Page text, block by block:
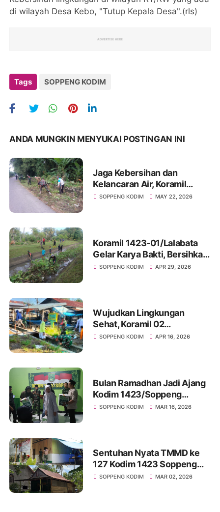
di wilayah Desa Kebo, "Tutup Kepala Desa".(rls)
Tags SOPPENG KODIM
ANDA MUNGKIN MENYUKAI POSTINGAN INI
Jaga Kebersihan dan
Kelancaran Air, Koramil
Marioriawa dan Warga
SOPPENG KODIM MAY 22, 2026
Koramil 1423-01/Lalabata
Gelar Karya Bakti, Bersihkan
Saluran Irigasi Di
SOPPENG KODIM APR 29, 2026
Wujudkan Lingkungan
Sehat, Koramil 02
Marioriawa Gelar Karya Bakti
SOPPENG KODIM APR 16, 2026
Bulan Ramadhan Jadi Ajang
Kodim 1423/Soppeng
Silaturahmi dengan Insan
SOPPENG KODIM MAR 16, 2026
Sentuhan Nyata TMMD ke
127 Kodim 1423 Soppeng
Wujudkan Impian Hunian
SOPPENG KODIM MAR 02, 2026